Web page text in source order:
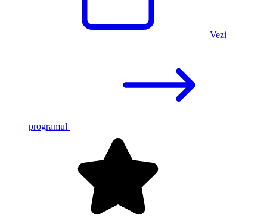
Vezi
programul